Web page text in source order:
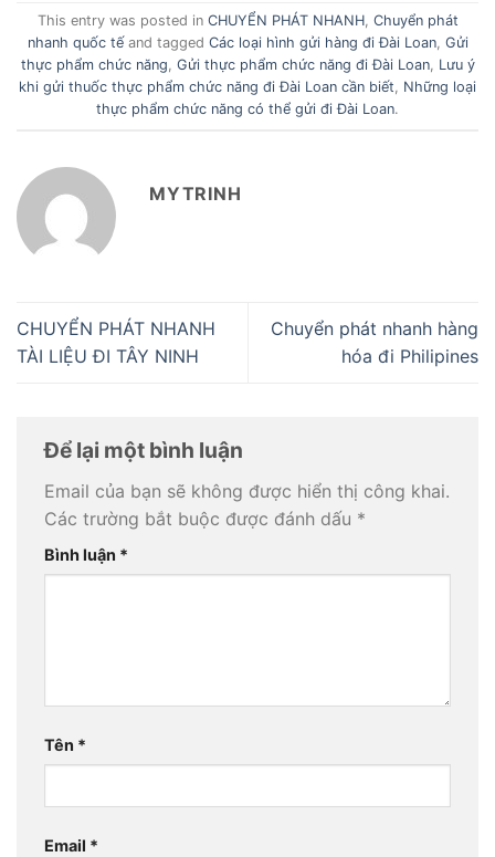
This entry was posted in CHUYỂN PHÁT NHANH, Chuyển phát
nhanh quốc tếand tagged Các loại hình gửi hàng đi Đài Loan, Gửi
thực phẩm chức năng, Gửi thực phẩm chức năng đi Đài Loan, Lưu ý
khi gửi thuốc thực phẩm chức năng đi Đài Loan cần biết, Những loại
thực phẩm chức năng có thể gửi đi Đài Loan.
MYTRINH
CHUYỂN PHÁT NHANH
TÀI LIỆU ĐI TÂY NINH
Chuyển phát nhanh hàng
hóa đi Philipines
Để lại một bình luận
Email của bạn sẽ không được hiển thị công khai.
Các trường bắt buộc được đánh dấu *
Bình luận *
Tên *
Email *